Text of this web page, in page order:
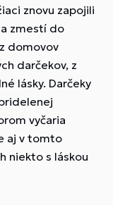
znovu zapojili
zmestí do
domovov
darčekov, z
lásky. Darčeky
vyčaria
aj v tomto
niekto s láskou